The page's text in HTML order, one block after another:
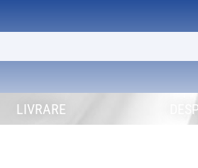
LIVRARE